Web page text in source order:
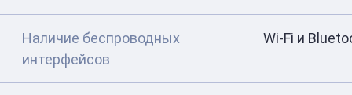
Наличие беспроводных
интерфейсов
Wi-Fi и